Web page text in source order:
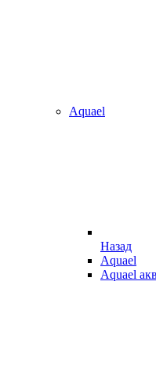
Aquael
Назад
Aquael
Aquael